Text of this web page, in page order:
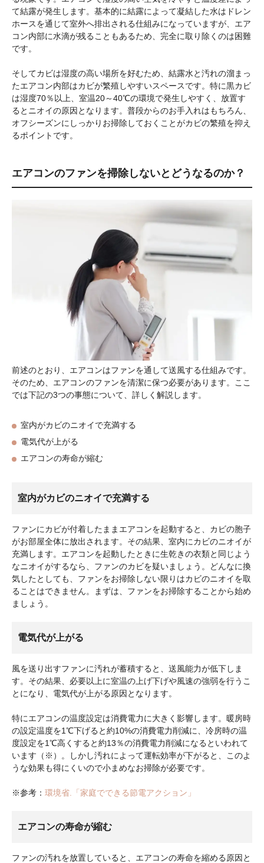
て結露が発生します。基本的に結露によって凝結した水はドレン
ホースを通じて室外へ排出される仕組みになっていますが、エア
コン内部に水滴が残ることもあるため、完全に取り除くのは困難
です。
そしてカビは湿度の高い場所を好むため、結露水と汚れの溜まっ
たエアコン内部はカビが繁殖しやすいスペースです。特に黒カビ
は湿度70％以上、室温20～40℃の環境で発生しやすく、放置す
るとニオイの原因となります。普段からのお手入れはもちろん、
オフシーズンにしっかりお掃除しておくことがカビの繁殖を抑え
るポイントです。
エアコンのファンを掃除しないとどうなるのか？
前述のとおり、エアコンはファンを通して送風する仕組みです。
そのため、エアコンのファンを清潔に保つ必要があります。ここ
では下記の3つの事態について、詳しく解説します。
室内がカビのニオイで充満する
電気代が上がる
エアコンの寿命が縮む
室内がカビのニオイで充満する
ファンにカビが付着したままエアコンを起動すると、カビの胞子
がお部屋全体に放出されます。その結果、室内にカビのニオイが
充満します。エアコンを起動したときに生乾きの衣類と同じよう
なニオイがするなら、ファンのカビを疑いましょう。どんなに換
気したとしても、ファンをお掃除しない限りはカビのニオイを取
ることはできません。まずは、ファンをお掃除することから始め
ましょう。
電気代が上がる
風を送り出すファンに汚れが蓄積すると、送風能力が低下しま
す。その結果、必要以上に室温の上げ下げや風速の強弱を行うこ
とになり、電気代が上がる原因となります。
特にエアコンの温度設定は消費電力に大きく影響します。暖房時
の設定温度を1℃下げると約10%の消費電力削減に、冷房時の温
度設定を1℃高くすると約13％の消費電力削減になるといわれて
います（※）。しかし汚れによって運転効率が下がると、このよ
うな効果も得にくいので小まめなお掃除が必要です。
※参考： 環境省.「家庭でできる節電アクション」
エアコンの寿命が縮む
ファンの汚れを放置していると、エアコンの寿命を縮める原因と